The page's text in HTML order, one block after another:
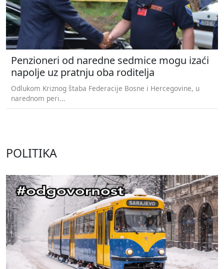
Penzioneri od naredne sedmice mogu izaći
napolje uz pratnju oba roditelja
Odlukom Kriznog štaba Federacije Bosne i Hercegovine, u
narednom peri...
POLITIKA